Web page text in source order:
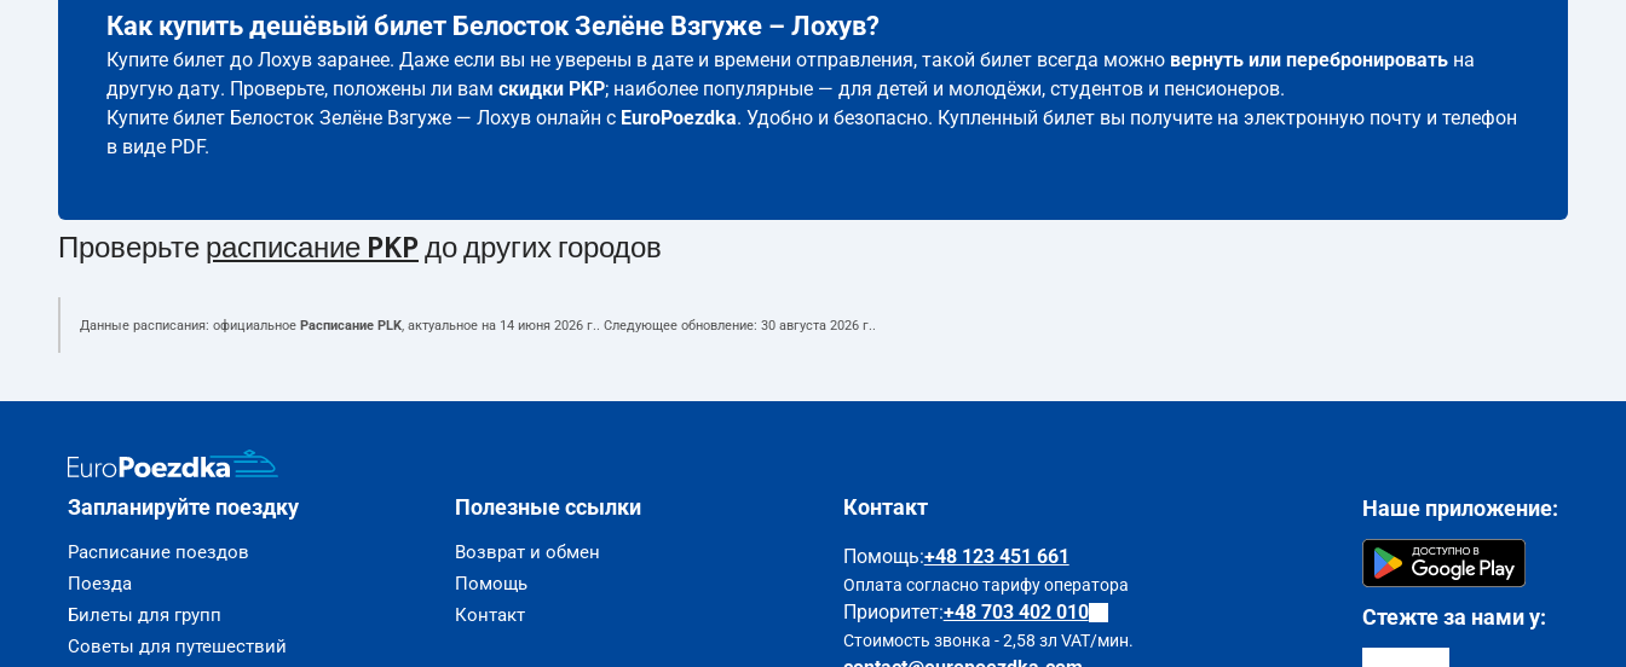
Как купить дешёвый билет Белосток Зелёне Взгуже – Лохув?
Купите билет до Лохув заранее. Даже если вы не уверены в дате и времени отправления, такой билет всегда можно вернуть или перебронировать на
другую дату. Проверьте, положены ли вам скидки PKP; наиболее популярные — для детей и молодёжи, студентов и пенсионеров.
Купите билет Белосток Зелёне Взгуже — Лохув онлайн с EuroPoezdka. Удобно и безопасно. Купленный билет вы получите на электронную почту и телефон
в виде PDF.
Проверьте расписание PKP до других городов
Данные расписания: официальное Расписание PLK, актуальное на 14 июня 2026 г.. Следующее обновление: 30 августа 2026 г..
Запланируйте поездку
Расписание поездов
Поезда
Билеты для групп
Советы для путешествий
Полезные ссылки
Возврат и обмен
Помощь
Контакт
Контакт
Помощь:+48 123 451 661
Оплата согласно тарифу оператора
Приоритет:+48 703 402 010
Стоимость звонка - 2,58 зл VAT/мин.
Наше приложение:
Стежте за нами у: